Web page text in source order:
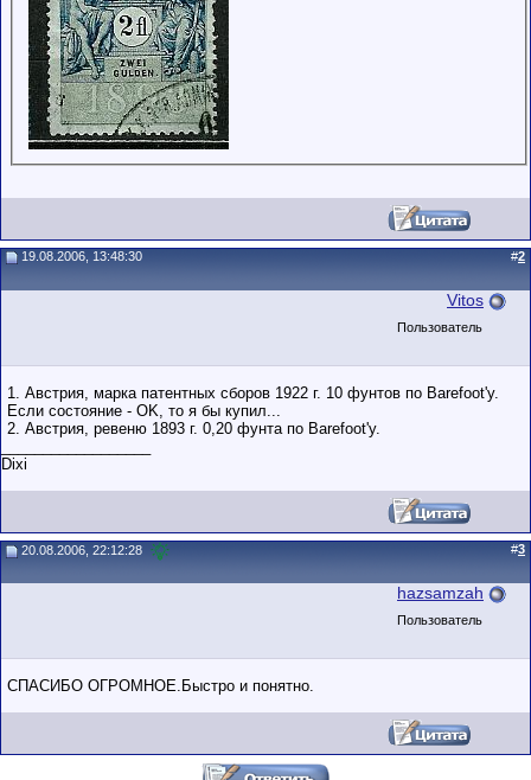
19.08.2006, 13:48:30 #2
Vitos
Пользователь
1. Австрия, марка патентных сборов 1922 г. 10 фунтов по Barefoot'у.
Если состояние - OK, то я бы купил...
2. Австрия, ревеню 1893 г. 0,20 фунта по Barefoot'у.
Dixi
20.08.2006, 22:12:28 #3
hazsamzah
Пользователь
CПАСИБО ОГРОМНОЕ.Быстро и понятно.